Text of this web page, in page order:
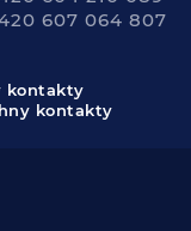
607 064 807
kontakty